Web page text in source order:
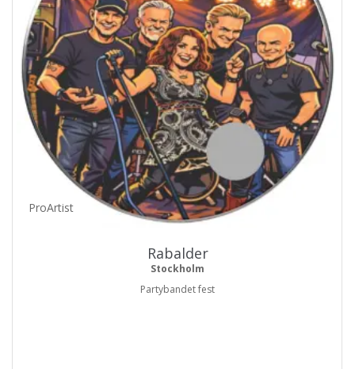
ProArtist
Rabalder
Stockholm
Partybandet fest